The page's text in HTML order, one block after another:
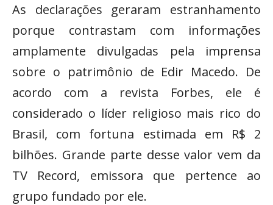
As declarações geraram estranhamento
porque contrastam com informações
amplamente divulgadas pela imprensa
sobre o patrimônio de Edir Macedo. De
acordo com a revista Forbes, ele é
considerado o líder religioso mais rico do
Brasil, com fortuna estimada em R$ 2
bilhões. Grande parte desse valor vem da
TV Record, emissora que pertence ao
grupo fundado por ele.